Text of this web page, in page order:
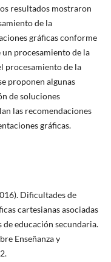
resultados mostraron
de la
gráficas conforme
un procesamiento de la
procesamiento de la
proponen algunas
de soluciones
las recomendaciones
gráficas.
Dificultades de
cartesianas asociadas
educación secundaria.
Enseñanza y